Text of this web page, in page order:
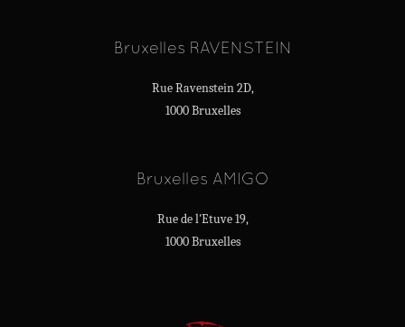
Bruxelles RAVENSTEIN
Rue Ravenstein 2D,
1000 Bruxelles
Bruxelles AMIGO
Rue de l'Etuve 19,
1000 Bruxelles